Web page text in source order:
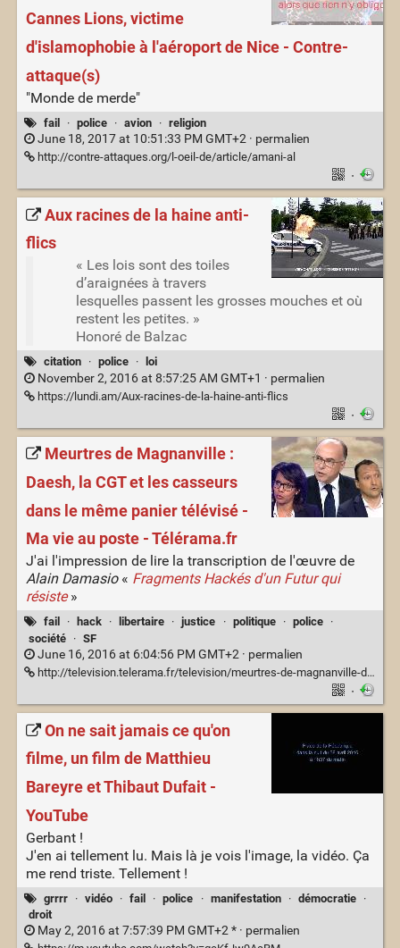
Cannes Lions, victime
d'islamophobie à l'aéroport de Nice - Contre-
attaque(s)
"Monde de merde"
fail · police · avion · religion
June 18, 2017 at 10:51:33 PM GMT+2 · permalien
http://contre-attaques.org/l-oeil-de/article/amani-al
·
Aux racines de la haine anti-
flics
« Les lois sont des toiles
d’araignées à travers
lesquelles passent les grosses mouches et où
restent les petites. »
Honoré de Balzac
citation · police · loi
November 2, 2016 at 8:57:25 AM GMT+1 · permalien
https://lundi.am/Aux-racines-de-la-haine-anti-flics
·
Meurtres de Magnanville :
Daesh, la CGT et les casseurs
dans le même panier télévisé -
Ma vie au poste - Télérama.fr
J'ai l'impression de lire la transcription de l'œuvre de
Alain Damasio« Fragments Hackés d'un Futur qui
résiste»
fail · hack · libertaire · justice · politique · police
·
société
· SF
June 16, 2016 at 6:04:56 PM GMT+2 · permalien
http://television.telerama.fr/television/meurtres-de-magnanville-daesh-la-cgt-et-les-casseurs-dans-le-meme-panier-televise,144024.php
·
On ne sait jamais ce qu'on
filme, un film de Matthieu
Bareyre et Thibaut Dufait -
YouTube
Gerbant !
J'en ai tellement lu. Mais là je vois l'image, la vidéo. Ça
me rend triste. Tellement !
grrrr · vidéo · fail · police · manifestation · démocratie
·
droit
May 2, 2016 at 7:57:39 PM GMT+2 * · permalien